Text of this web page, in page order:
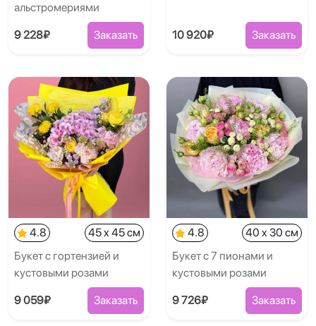
альстромериями
9 228₽ Заказать 10 920₽ Заказать
4.8
45 x 45 см
Букет с гортензией и
кустовыми розами
9 059₽ Заказать
4.8
40 x 30 см
Букет с 7 пионами и
кустовыми розами
9 726₽ Заказать